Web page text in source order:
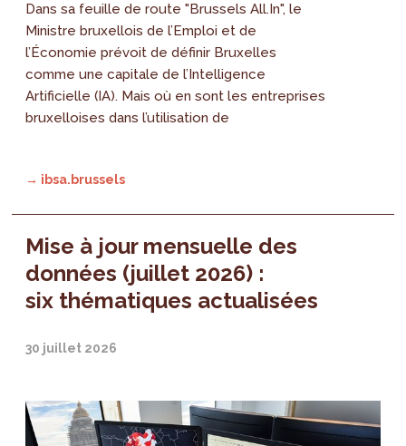
Dans sa feuille de route "Brussels All.In", le
Ministre bruxellois de l’Emploi et de
l’Économie prévoit de définir Bruxelles
comme une capitale de l’Intelligence
Artificielle (IA). Mais où en sont les entreprises
bruxelloises dans l’utilisation de
→ ibsa.brussels
Mise à jour mensuelle des
données (juillet 2026) :
six thématiques actualisées
30 juillet 2026